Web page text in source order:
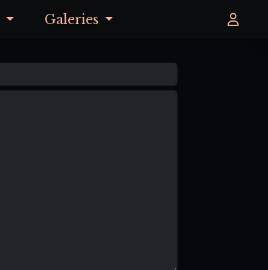
Galeries